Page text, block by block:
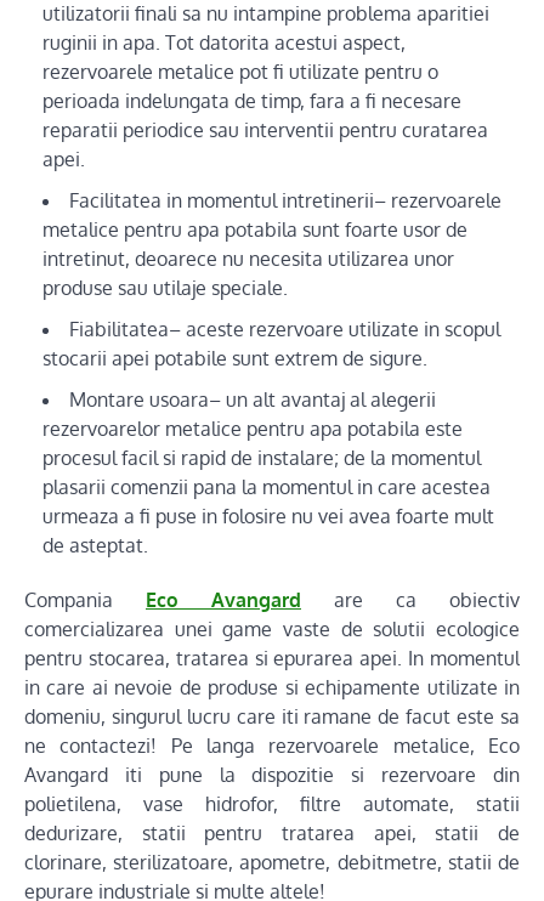
utilizatorii finali sa nu intampine problema aparitiei
ruginii in apa. Tot datorita acestui aspect,
rezervoarele metalice pot fi utilizate pentru o
perioada indelungata de timp, fara a fi necesare
reparatii periodice sau interventii pentru curatarea
apei.
Facilitatea in momentul intretinerii– rezervoarele
metalice pentru apa potabila sunt foarte usor de
intretinut, deoarece nu necesita utilizarea unor
produse sau utilaje speciale.
Fiabilitatea– aceste rezervoare utilizate in scopul
stocarii apei potabile sunt extrem de sigure.
Montare usoara– un alt avantaj al alegerii
rezervoarelor metalice pentru apa potabila este
procesul facil si rapid de instalare; de la momentul
plasarii comenzii pana la momentul in care acestea
urmeaza a fi puse in folosire nu vei avea foarte mult
de asteptat.
Compania Eco Avangard are ca obiectiv
comercializarea unei game vaste de solutii ecologice
pentru stocarea, tratarea si epurarea apei. In momentul
in care ai nevoie de produse si echipamente utilizate in
domeniu, singurul lucru care iti ramane de facut este sa
ne contactezi! Pe langa rezervoarele metalice, Eco
Avangard iti pune la dispozitie si rezervoare din
polietilena, vase hidrofor, filtre automate, statii
dedurizare, statii pentru tratarea apei, statii de
clorinare, sterilizatoare, apometre, debitmetre, statii de
epurare industriale si multe altele!